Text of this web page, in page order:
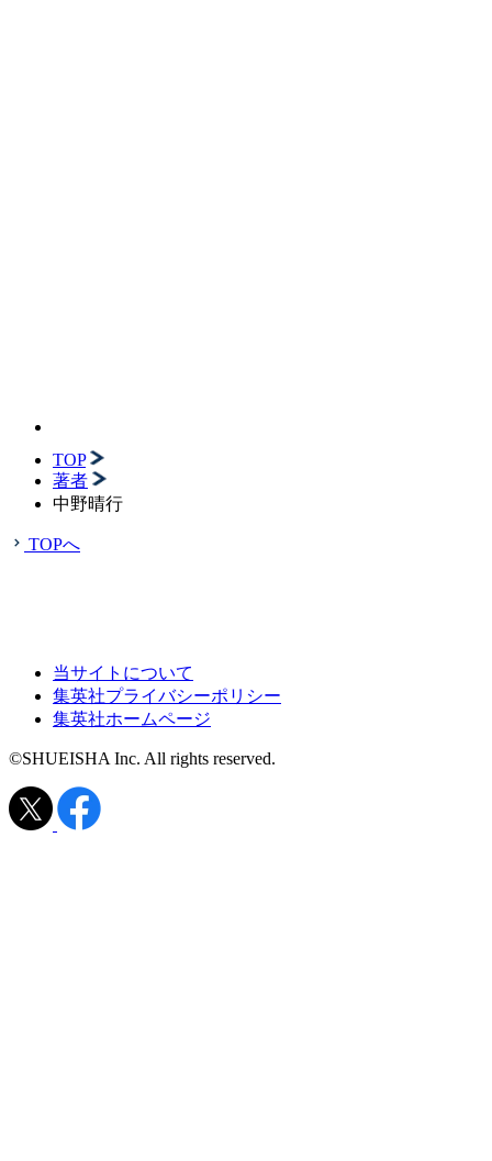
TOP
著者
中野晴行
TOPへ
当サイトについて
集英社プライバシーポリシー
集英社ホームページ
©SHUEISHA Inc. All rights reserved.